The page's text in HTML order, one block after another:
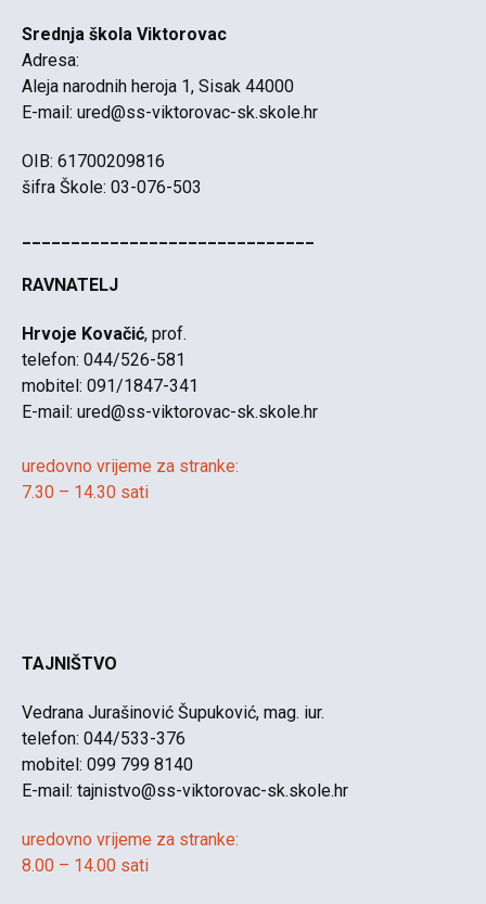
Srednja škola Viktorovac
Adresa:
Aleja narodnih heroja 1, Sisak 44000
E-mail: ured@ss-viktorovac-sk.skole.hr
OIB: 61700209816
šifra Škole: 03-076-503
RAVNATELJ
Hrvoje Kovačić, prof.
telefon: 044/526-581
mobitel: 091/1847-341
E-mail: ured@ss-viktorovac-sk.skole.hr
uredovno vrijeme za stranke:
7.30 – 14.30 sati
TAJNIŠTVO
Vedrana Jurašinović Šupuković, mag. iur.
telefon: 044/533-376
mobitel: 099 799 8140
E-mail: tajnistvo@ss-viktorovac-sk.skole.hr
uredovno vrijeme za stranke:
8.00 – 14.00 sati